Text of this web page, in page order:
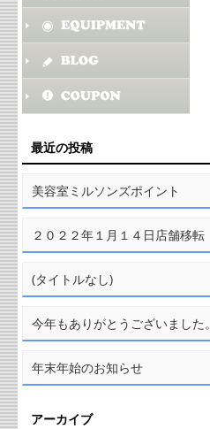
最近の投稿
美容室ミルソンズポイント
２０２２年１月１４日店舗移転
(タイトルなし)
今年もありがとうございました。
年末年始のお知らせ
アーカイブ